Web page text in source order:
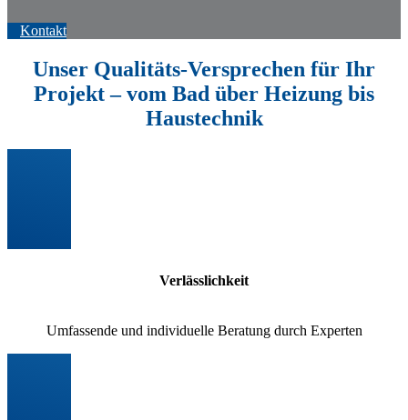
Kontakt
Unser Qualitäts-Versprechen für Ihr
Projekt – vom Bad über Heizung bis
Haustechnik
Verlässlichkeit
Umfassende und individuelle Beratung durch Experten